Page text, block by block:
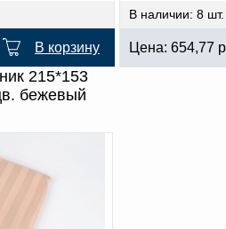
В корзину
В наличии: 8 шт.
Цена: 654,77
215*153
бежевый